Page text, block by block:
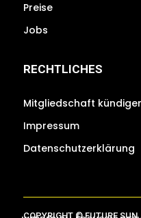
Preise
Jobs
RECHTLICHES
Mitgliedschaft
Impressum
Datenschutzerklärung
COPYRIGHT © FUTURE SUN